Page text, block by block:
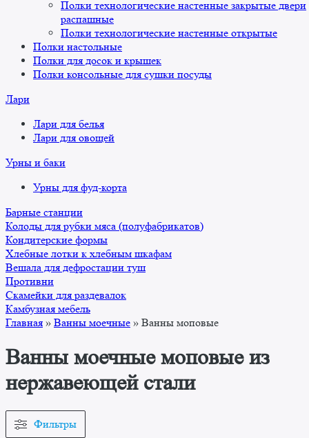
Полки технологические настенные закрытые двери
распашные
Полки технологические настенные открытые
Полки настольные
Полки для досок и крышек
Полки консольные для сушки посуды
Лари
Лари для белья
Лари для овощей
Урны и баки
Урны для фуд-корта
Барные станции
Колоды для рубки мяса (полуфабрикатов)
Кондитерские формы
Хлебные лотки к хлебным шкафам
Вешала для дефростации туш
Противни
Скамейки для раздевалок
Камбузная мебель
Главная » Ванны моечные » Ванны моповые
Ванны моечные моповые из
нержавеющей стали
Фильтры